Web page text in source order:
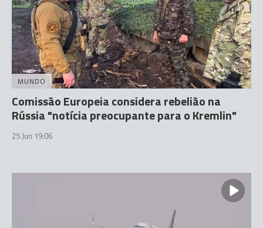
MUNDO
Comissão Europeia considera rebelião na
Rússia "notícia preocupante para o Kremlin"
25 Jun 19:06